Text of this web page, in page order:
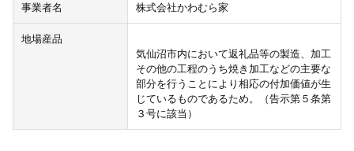
事業者名 株式会社かわむら家
地場産品
気仙沼市内において返礼品等の製造、加工
その他の工程のうち焼き加工などの主要な
部分を行うことにより相応の付加価値が生
じているものであるため。（告示第５条第
３号に該当）